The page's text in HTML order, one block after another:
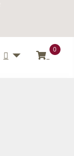
Benutzermenü
0